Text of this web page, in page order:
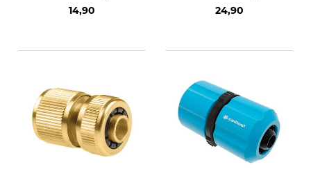
14,90
24,90